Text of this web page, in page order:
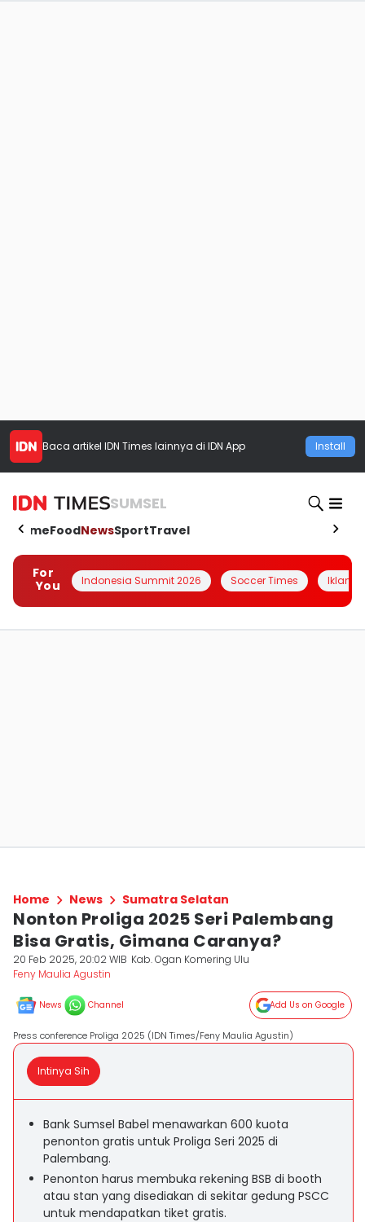
Baca artikel IDN Times lainnya di IDN App Install
SUMSEL
HomeFoodNewsSportTravel
For
You
Indonesia Summit 2026 Soccer Times Iklanin
Home News Sumatra Selatan
Nonton Proliga 2025 Seri Palembang
Bisa Gratis, Gimana Caranya?
20 Feb 2025, 20:02 WIB Kab. Ogan Komering Ulu
Feny Maulia Agustin
News Channel Add Us on Google
Press conference Proliga 2025 (IDN Times/Feny Maulia Agustin)
Intinya Sih
Bank Sumsel Babel menawarkan 600 kuota
penonton gratis untuk Proliga Seri 2025 di
Palembang.
Penonton harus membuka rekening BSB di booth
atau stan yang disediakan di sekitar gedung PSCC
untuk mendapatkan tiket gratis.